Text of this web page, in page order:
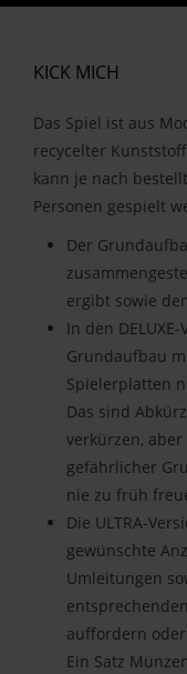
KICK MICH
Das Spiel ist aus
recycelter
kann je nach
Personen gespielt
Der
ergibt sowie
In den
Grundaufbau
Spielerplatten
Das sind
verkürzen,
gefährlicher
nie zu früh
Die ULTRA-
gewünschte
Umleitungen
auffordern
Ein Satz